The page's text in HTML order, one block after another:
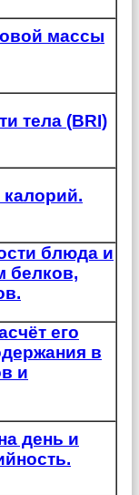
массы
тела (BRI)
блюда и
белков,
его
в
и
день и